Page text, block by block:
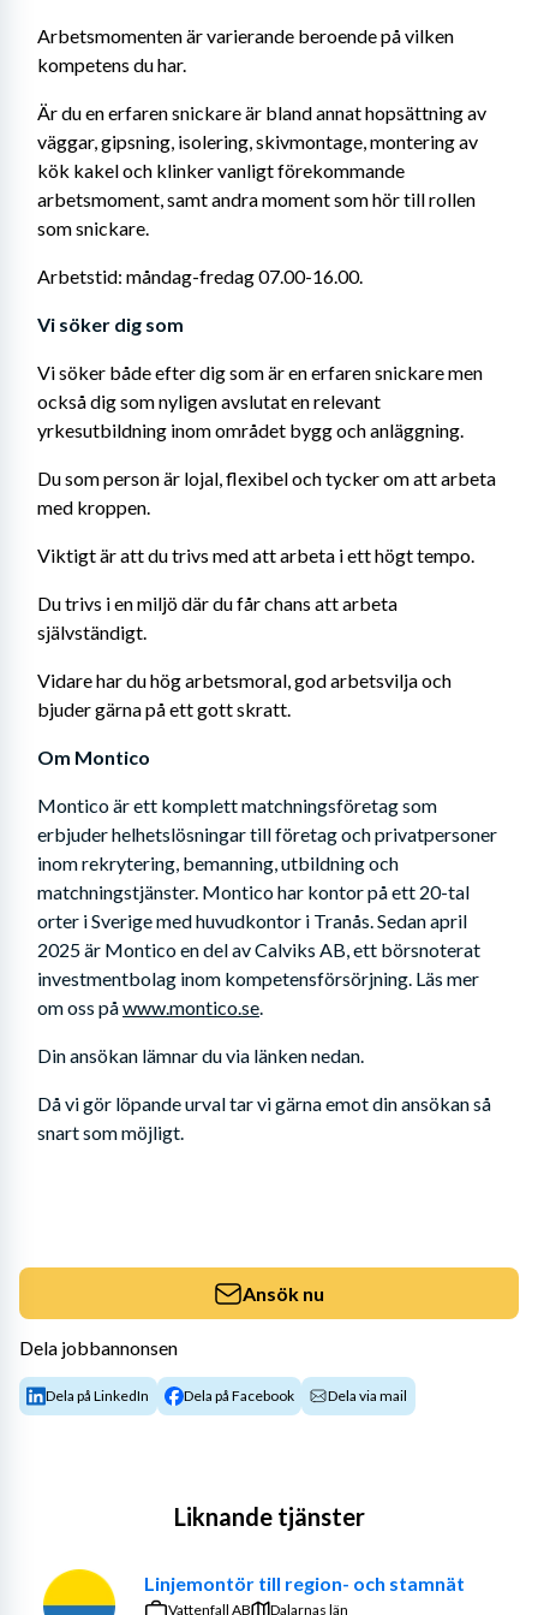
Arbetsmomenten är varierande beroende på vilken
kompetens du har.
Är du en erfaren snickare är bland annat hopsättning av
väggar, gipsning, isolering, skivmontage, montering av
kök kakel och klinker vanligt förekommande
arbetsmoment, samt andra moment som hör till rollen
som snickare.
Arbetstid: måndag-fredag 07.00-16.00.
Vi söker dig som
Vi söker både efter dig som är en erfaren snickare men
också dig som nyligen avslutat en relevant
yrkesutbildning inom området bygg och anläggning.
Du som person är lojal, flexibel och tycker om att arbeta
med kroppen.
Viktigt är att du trivs med att arbeta i ett högt tempo.
Du trivs i en miljö där du får chans att arbeta
självständigt.
Vidare har du hög arbetsmoral, god arbetsvilja och
bjuder gärna på ett gott skratt.
Om Montico
Montico är ett komplett matchningsföretag som
erbjuder helhetslösningar till företag och privatpersoner
inom rekrytering, bemanning, utbildning och
matchningstjänster. Montico har kontor på ett 20-tal
orter i Sverige med huvudkontor i Tranås. Sedan april
2025 är Montico en del av Calviks AB, ett börsnoterat
investmentbolag inom kompetensförsörjning. Läs mer
om oss på www.montico.se.
Din ansökan lämnar du via länken nedan.
Då vi gör löpande urval tar vi gärna emot din ansökan så
snart som möjligt.
Ansök nu
Dela jobbannonsen
Dela på LinkedIn Dela på Facebook Dela via mail
Liknande tjänster
Linjemontör till region- och stamnät
Vattenfall AB Dalarnas län